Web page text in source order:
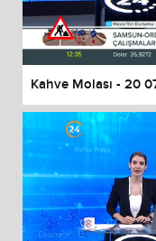
End of dialog window.
Kahve Molası - 20